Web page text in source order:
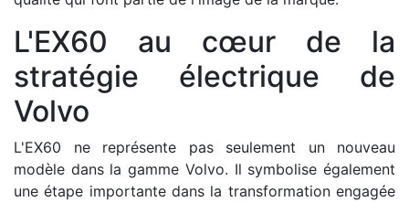
L'EX60 au cœur de la
stratégie électrique de
Volvo
L'EX60 ne représente pas seulement un nouveau
modèle dans la gamme Volvo. Il symbolise également
une étape importante dans la transformation engagée